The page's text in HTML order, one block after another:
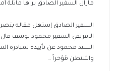
مازال السفير الصادق يراها ماثلة
السفير الصادق إستهل مقاله
الافريقي السفير محمود يوسف قال
السيد محمود عن تأييده لمبادرة
واشنطن مُؤخراً …